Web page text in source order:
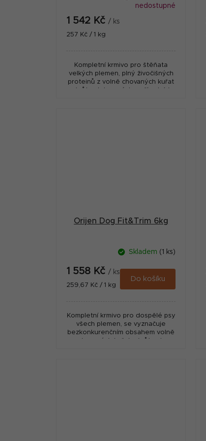
nedostupné
1 542 Kč / ks
Měrná
257 Kč / 1 kg
Kompletní krmivo pro štěňata
velkých plemen, plný živočišných
proteinů z volně chovaných kuřat
a krůt, ryb lovených v přírodních
Orijen Dog Fit&Trim 6kg
Skladem (1 ks)
1 558 Kč / ks
Měrná
259,67 Kč / 1 kg
Do košíku
Kompletní krmivo pro dospělé psy
všech plemen, se vyznačuje
bezkonkurenčním obsahem volně
chovaných kuřat a krůt, ryb